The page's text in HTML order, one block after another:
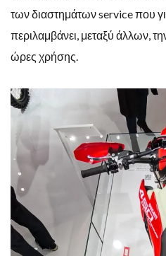
των διαστημάτων service που
περιλαμβάνει, μεταξύ άλλων,
ώρες χρήσης.